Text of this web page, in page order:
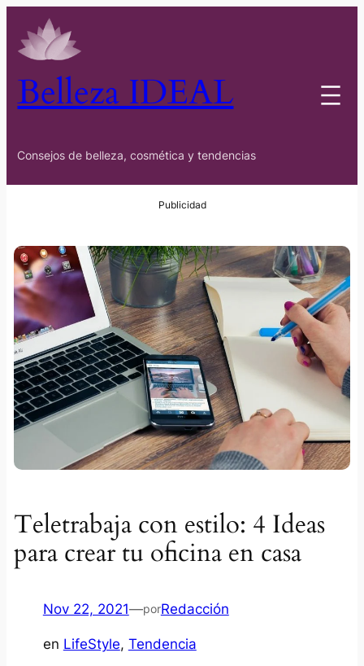
Belleza IDEAL
Consejos de belleza, cosmética y tendencias
Teletrabaja con estilo: 4 Ideas
para crear tu oficina en casa
Nov 22, 2021—porRedacción
en LifeStyle, Tendencia